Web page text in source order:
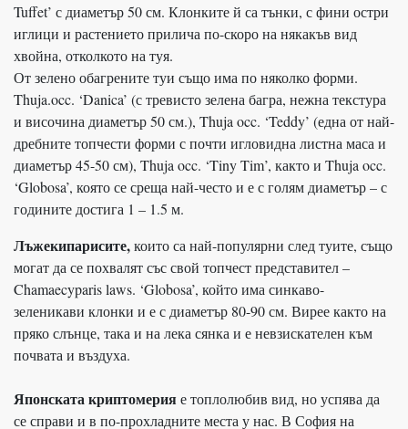
Tuffet’ с диаметър 50 см. Клонките й са тънки, с фини остри
иглици и растението прилича по-скоро на някакъв вид
хвойна, отколкото на туя.
От зелено обагрените туи също има по няколко форми.
Thuja.occ. ‘Danica’ (с тревисто зелена багра, нежна текстура
и височина диаметър 50 см.), Thuja occ. ‘Teddy’ (една от най-
дребните топчести форми с почти игловидна листна маса и
диаметър 45-50 см), Thuja occ. ‘Tiny Tim’, както и Thuja occ.
‘Globosa’, която се среща най-често и е с голям диаметър – с
годините достига 1 – 1.5 м.
Лъжекипарисите,които са най-популярни след туите, също
могат да се похвалят със свой топчест представител –
Chamaecyparis laws. ‘Globosa’, който има синкаво-
зеленикави клонки и е с диаметър 80-90 см. Вирее както на
пряко слънце, така и на лека сянка и е невзискателен към
почвата и въздуха.
Японската криптомерияе топлолюбив вид, но успява да
се справи и в по-прохладните места у нас. В София на